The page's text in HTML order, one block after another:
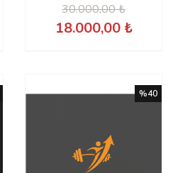
30.000,00 ₺
18.000,00 ₺
%40